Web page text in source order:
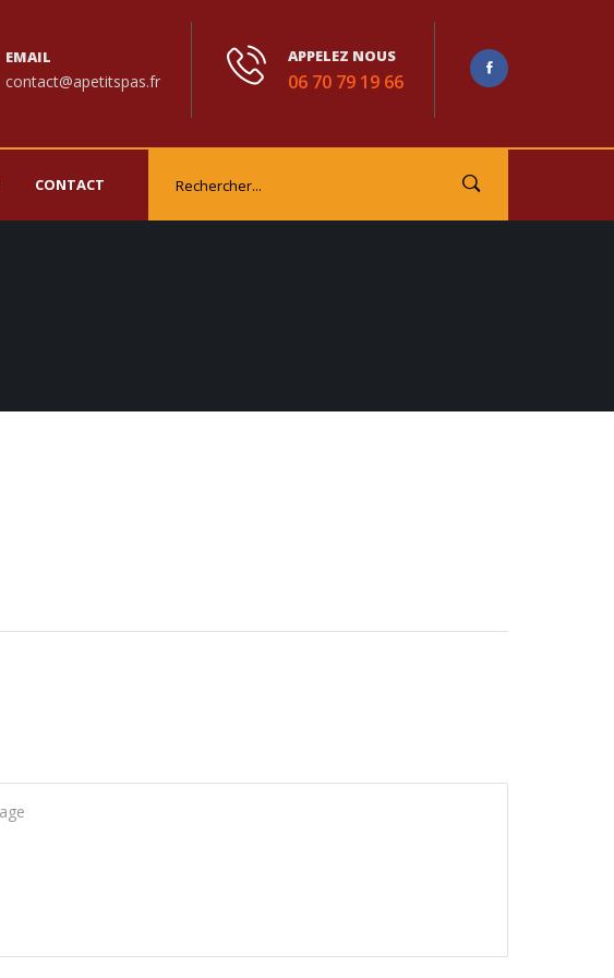
EMAIL
contact@apetitspas.fr
APPELEZ NOUS
06 70 79 19 66
CONTACT